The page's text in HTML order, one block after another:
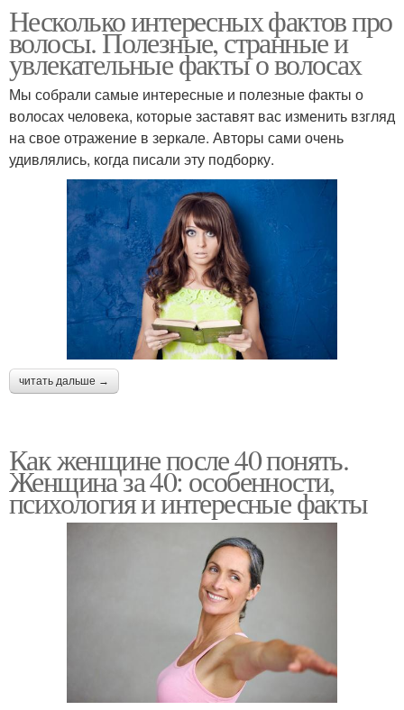
Несколько интересных фактов про
волосы. Полезные, странные и
увлекательные факты о волосах
Мы собрали самые интересные и полезные факты о
волосах человека, которые заставят вас изменить взгляд
на свое отражение в зеркале. Авторы сами очень
удивлялись, когда писали эту подборку.
читать дальше →
Как женщине после 40 понять.
Женщина за 40: особенности,
психология и интересные факты